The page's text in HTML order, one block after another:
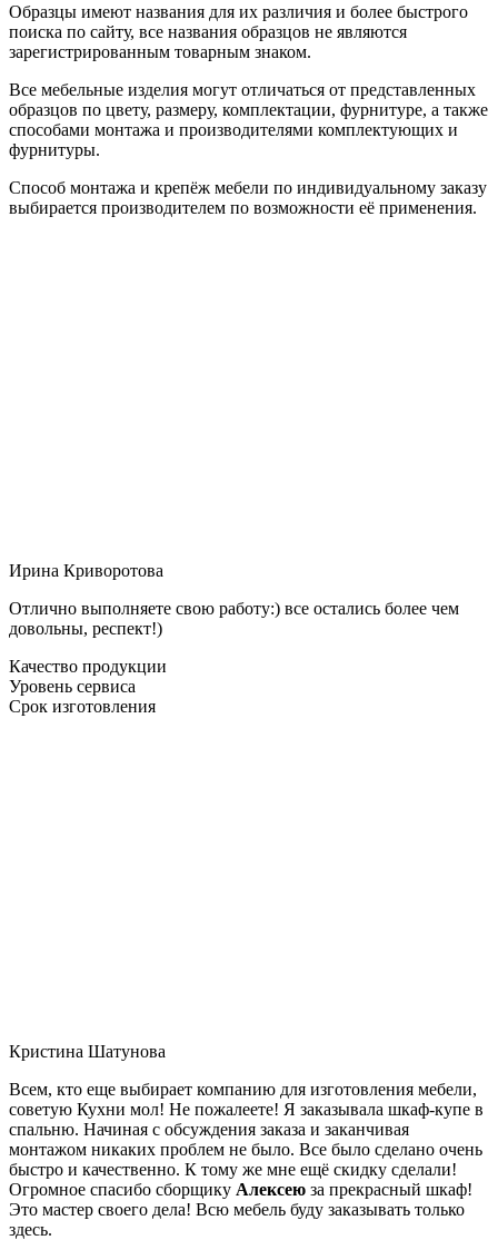
Образцы имеют названия для их различия и более быстрого
поиска по сайту, все названия образцов не являются
зарегистрированным товарным знаком.
Все мебельные изделия могут отличаться от представленных
образцов по цвету, размеру, комплектации, фурнитуре, а также
способами монтажа и производителями комплектующих и
фурнитуры.
Способ монтажа и крепёж мебели по индивидуальному заказу
выбирается производителем по возможности её применения.
Ирина Криворотова
Отлично выполняете свою работу:) все остались более чем
довольны, респект!)
Качество продукции
Уровень сервиса
Срок изготовления
Кристина Шатунова
Всем, кто еще выбирает компанию для изготовления мебели,
советую Кухни мол! Не пожалеете! Я заказывала шкаф-купе в
спальню. Начиная с обсуждения заказа и заканчивая
монтажом никаких проблем не было. Все было сделано очень
быстро и качественно. К тому же мне ещё скидку сделали!
Огромное спасибо сборщику Алексею за прекрасный шкаф!
Это мастер своего дела! Всю мебель буду заказывать только
здесь.